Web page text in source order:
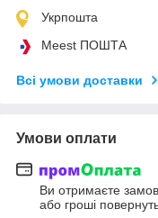
Укрпошта
Meest ПОШТА
Всі умови доставки
Умови оплати
Ви отримаєте
або гроші